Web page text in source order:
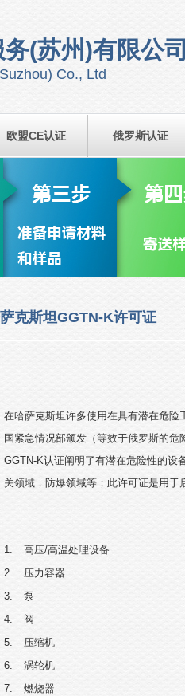
(苏州)有限公司
Co., Ltd
欧盟CE认证 俄罗斯认证
克斯坦GGTN-K许可证
在哈萨克斯坦许多使用在具有潜在危险
国紧急情况部颁发（等效于俄罗斯的危
GGTN-K认证阐明了有潜在危险性的设
关领域，防爆领域等；此许可证是用于
1.
高压/高温处理设备
2.
压力容器
3.
泵
4.
阀
5.
压缩机
6.
涡轮机
7.
燃烧器